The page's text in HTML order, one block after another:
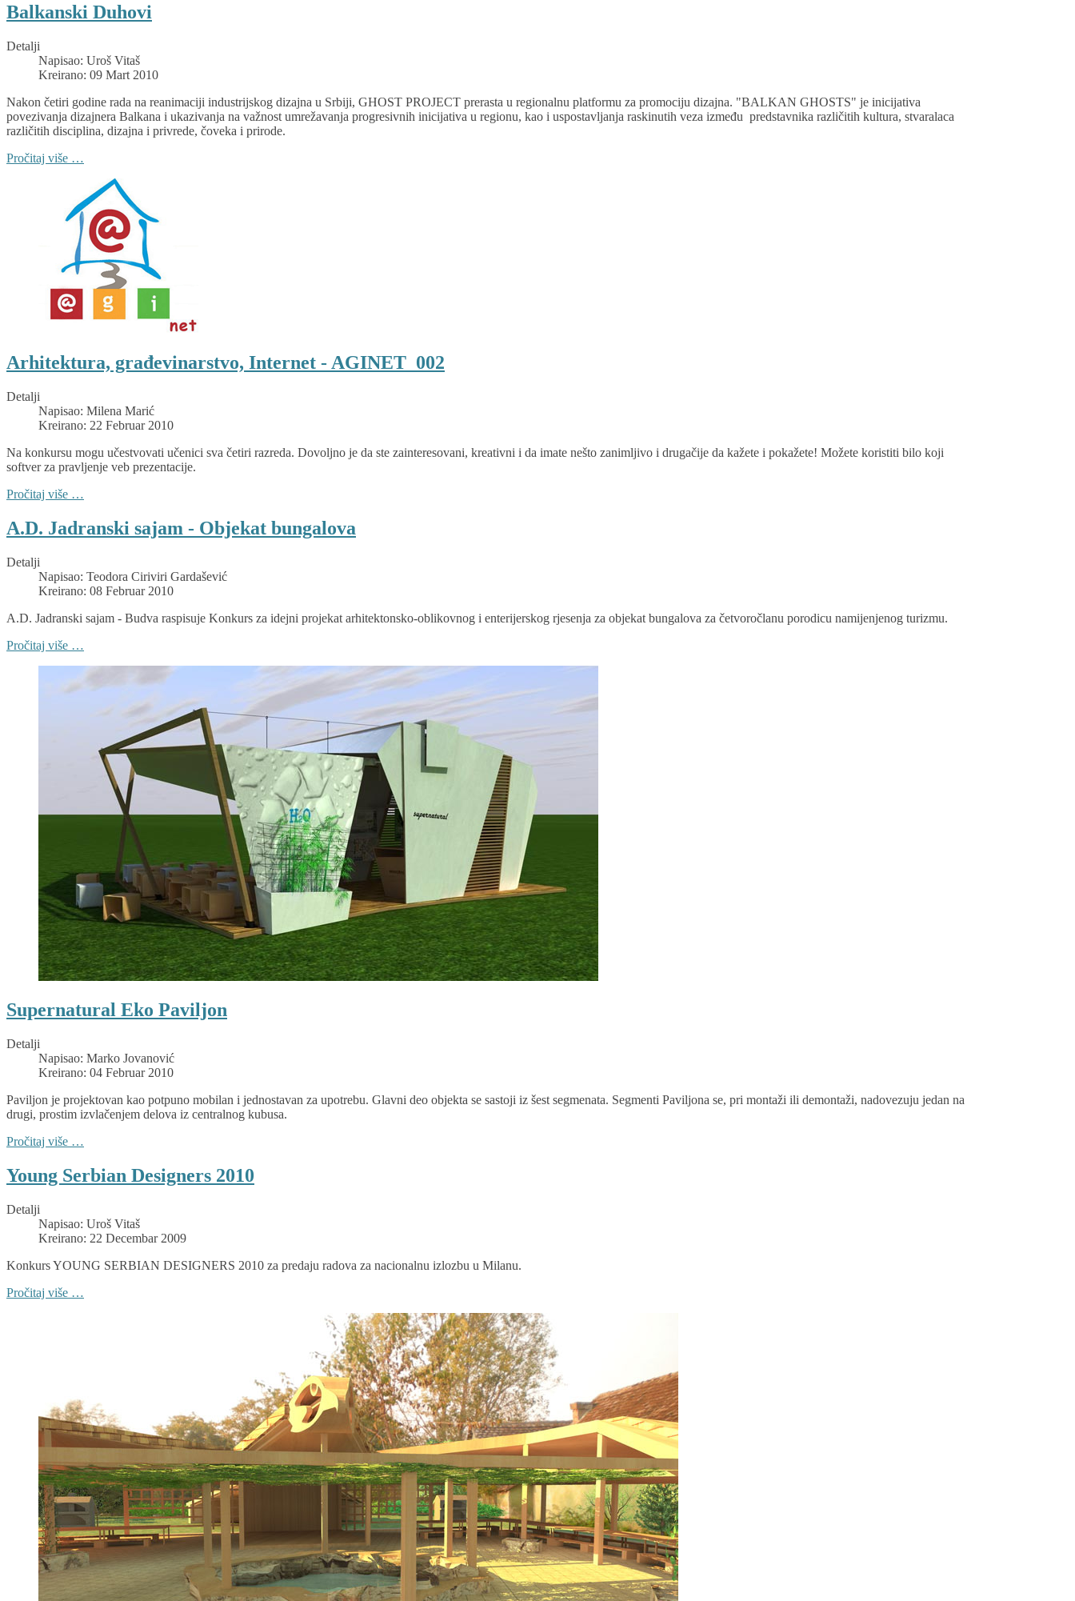
Balkanski Duhovi
Detalji
Napisao: Uroš Vitaš
Kreirano: 09 Mart 2010
Nakon četiri godine rada na reanimaciji industrijskog dizajna u Srbiji, GHOST PROJECT prerasta u regionalnu platformu za promociju dizajna. "BALKAN GHOSTS" je inicijativa
povezivanja dizajnera Balkana i ukazivanja na važnost umrežavanja progresivnih inicijativa u regionu, kao i uspostavljanja raskinutih veza između predstavnika različitih kultura, stvaralaca
različitih disciplina, dizajna i privrede, čoveka i prirode.
Pročitaj više …
Arhitektura, građevinarstvo, Internet - AGINET_002
Detalji
Napisao: Milena Marić
Kreirano: 22 Februar 2010
Na konkursu mogu učestvovati učenici sva četiri razreda. Dovoljno je da ste zainteresovani, kreativni i da imate nešto zanimljivo i drugačije da kažete i pokažete! Možete koristiti bilo koji
softver za pravljenje veb prezentacije.
Pročitaj više …
A.D. Jadranski sajam - Objekat bungalova
Detalji
Napisao: Teodora Ciriviri Gardašević
Kreirano: 08 Februar 2010
A.D. Jadranski sajam - Budva raspisuje Konkurs za idejni projekat arhitektonsko-oblikovnog i enterijerskog rjesenja za objekat bungalova za četvoročlanu porodicu namijenjenog turizmu.
Pročitaj više …
Supernatural Eko Paviljon
Detalji
Napisao: Marko Jovanović
Kreirano: 04 Februar 2010
Paviljon je projektovan kao potpuno mobilan i jednostavan za upotrebu. Glavni deo objekta se sastoji iz šest segmenata. Segmenti Paviljona se, pri montaži ili demontaži, nadovezuju jedan na
drugi, prostim izvlačenjem delova iz centralnog kubusa.
Pročitaj više …
Young Serbian Designers 2010
Detalji
Napisao: Uroš Vitaš
Kreirano: 22 Decembar 2009
Konkurs YOUNG SERBIAN DESIGNERS 2010 za predaju radova za nacionalnu izlozbu u Milanu.
Pročitaj više …